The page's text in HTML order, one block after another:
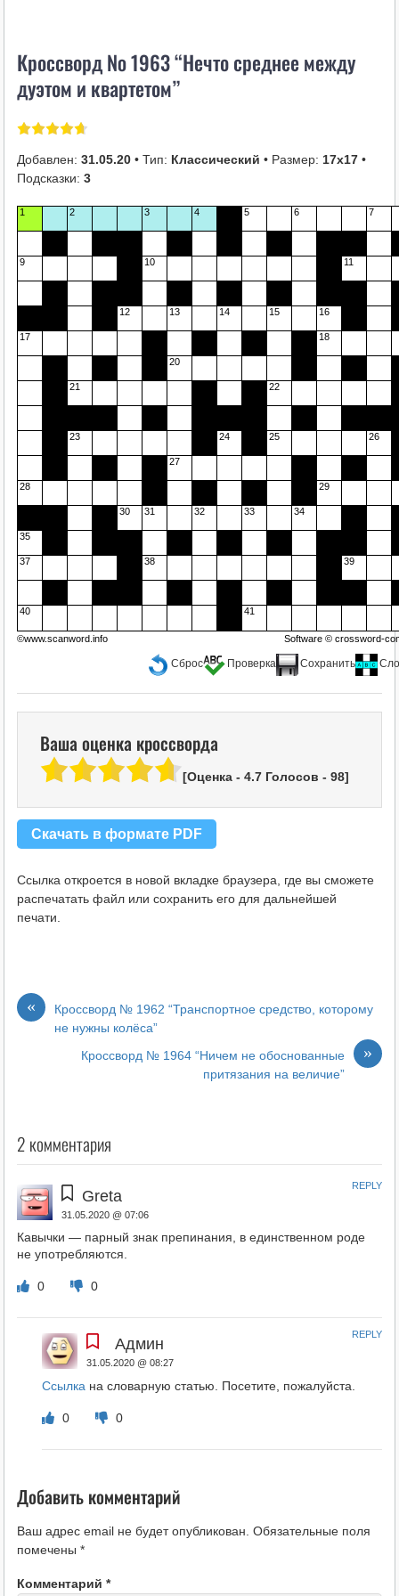
i
Кроссворд № 1963 “Нечто среднее между
дуэтом и квартетом”
Добавлен: 31.05.20• Тип: Классический • Размер: 17х17•
Подсказки: 3
Сброс Проверка Сохранить
1 2 3 4 5 6 7
9 10 11
12 13 14 15 16
17 18
20
21 22
23 24 25 26
27
28 29
30 31 32 33 34
35
37 38 39
40 41
©www.scanword.info Software © crossword-
Ваша оценка кроссворда
[Оценка - 4.7Голосов - 98]
Скачать в формате PDF
Ссылка откроется в новой вкладке браузера, где вы сможете
распечатать файл или сохранить его для дальнейшей
печати.
«
Кроссворд № 1962 “Транспортное средство, которому
не нужны колёса”
»
Кроссворд № 1964 “Ничем не обоснованные
притязания на величие”
2 комментария
Greta
31.05.2020 @ 07:06
Кавычки — парный знак препинания, в единственном роде
не употребляются.
0 0
REPLY
Админ
31.05.2020 @ 08:27
Ссылка на словарную статью. Посетите, пожалуйста.
0 0
REPLY
Добавить комментарий
Ваш адрес email не будет опубликован. Обязательные поля
помечены *
Комментарий *